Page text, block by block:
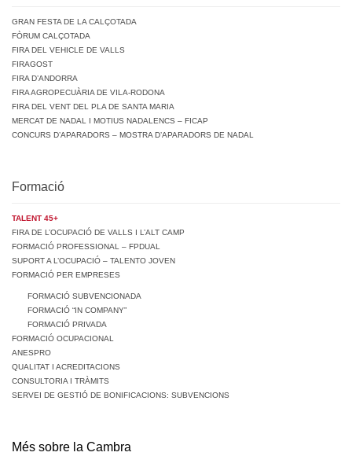
GRAN FESTA DE LA CALÇOTADA
FÒRUM CALÇOTADA
FIRA DEL VEHICLE DE VALLS
FIRAGOST
FIRA D’ANDORRA
FIRA AGROPECUÀRIA DE VILA-RODONA
FIRA DEL VENT DEL PLA DE SANTA MARIA
MERCAT DE NADAL I MOTIUS NADALENCS – FICAP
CONCURS D’APARADORS – MOSTRA D’APARADORS DE NADAL
Formació
TALENT 45+
FIRA DE L’OCUPACIÓ DE VALLS I L’ALT CAMP
FORMACIÓ PROFESSIONAL – FPDUAL
SUPORT A L’OCUPACIÓ – TALENTO JOVEN
FORMACIÓ PER EMPRESES
FORMACIÓ SUBVENCIONADA
FORMACIÓ “IN COMPANY”
FORMACIÓ PRIVADA
FORMACIÓ OCUPACIONAL
ANESPRO
QUALITAT I ACREDITACIONS
CONSULTORIA I TRÀMITS
SERVEI DE GESTIÓ DE BONIFICACIONS: SUBVENCIONS
Més sobre la Cambra